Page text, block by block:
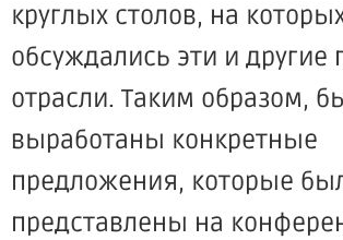
круглых столов, на
обсуждались эти и
отрасли. Таким образом,
выработаны конкретные
предложения, которые
представлены на